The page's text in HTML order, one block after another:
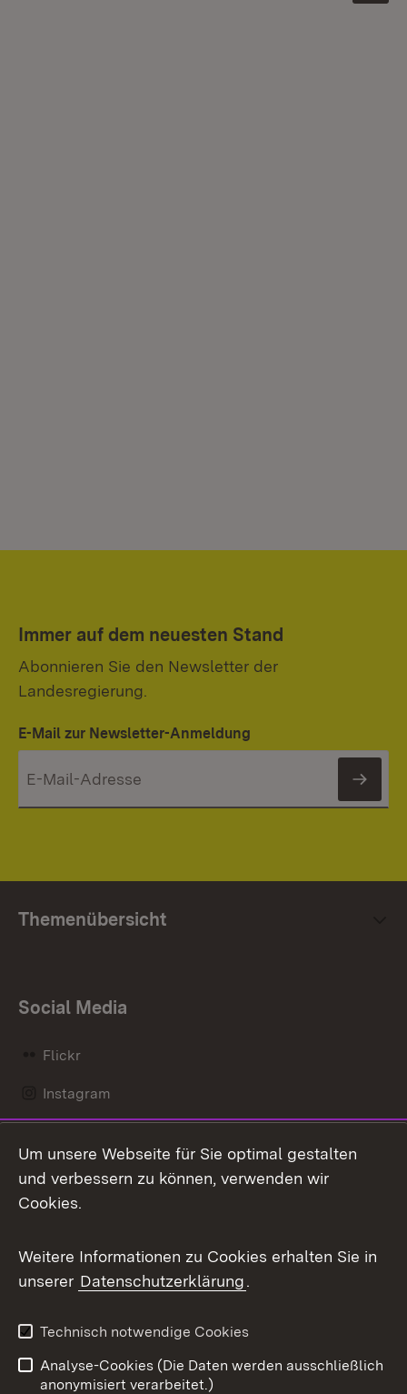
Immer auf dem neuesten Stand
Abonnieren Sie den Newsletter der
Landesregierung.
E-Mail zur Newsletter-Anmeldung
Themenübersicht
Social Media
Flickr
Instagram
Mastodon
Messenger
Social Wall
X / Twitter
Youtube
Um unsere Webseite für Sie optimal gestalten
und verbessern zu können, verwenden wir
Cookies.
Weitere Informationen zu Cookies erhalten Sie in
unserer Datenschutzerklärung.
Technisch notwendige Cookies
Analyse-Cookies (Die Daten werden ausschließlich
anonymisiert verarbeitet.)